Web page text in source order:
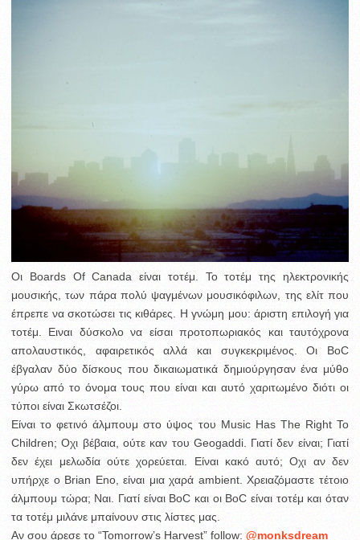
Οι Boards Of Canada είναι τοτέμ. Το τοτέμ της ηλεκτρονικής
μουσικής, των πάρα πολύ ψαγμένων μουσικόφιλων, της ελίτ που
έπρεπε να σκοτώσει τις κιθάρες. Η γνώμη μου: άριστη επιλογή για
τοτέμ. Ειναι δύσκολο να είσαι προτοπωριακός και ταυτόχρονα
απολαυστικός, αφαιρετικός αλλά και συγκεκριμένος. Οι BoC
έβγαλαν δύο δίσκους που δικαιωματικά δημιούργησαν ένα μύθο
γύρω από το όνομα τους που είναι και αυτό χαριτωμένο διότι οι
τύποι είναι Σκωτσέζοι.
Είναι το φετινό άλμπουμ στο ύψος του Music Has The Right To
Children; Οχι βέβαια, ούτε καν του Geogaddi. Γιατί δεν είναι; Γιατί
δεν έχει μελωδία ούτε χορεύεται. Είναι κακό αυτό; Οχι αν δεν
υπήρχε ο Brian Eno, είναι μια χαρά ambient. Χρειαζόμαστε τέτοιο
άλμπουμ τώρα; Ναι. Γιατί είναι BoC και οι BoC είναι τοτέμ και όταν
τα τοτέμ μιλάνε μπαίνουν στις λίστες μας.
Αν σου άρεσε το “Tomorrow’s Harvest” follow: @monksdream